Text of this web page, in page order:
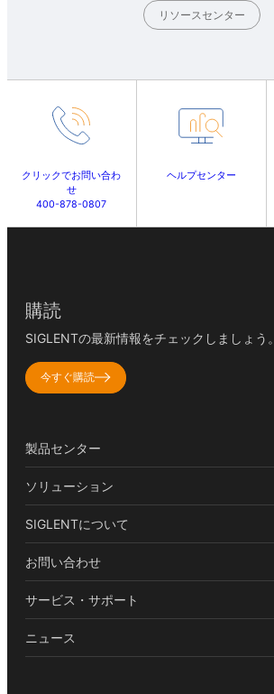
リソースセンター
クリックでお問い合わ
せ
400-878-0807
ヘルプセンター
購読
SIGLENTの最新情報をチェックしましょう。
今すぐ購読
製品センター
ソリューション
SIGLENTについて
お問い合わせ
サービス・サポート
ニュース